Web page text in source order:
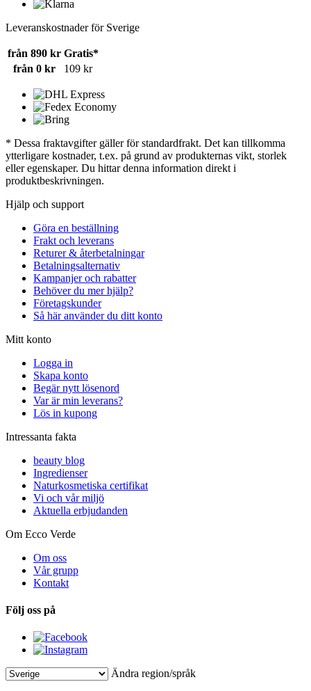
Leveranskostnader för Sverige
från 890 kr Gratis*
från 0 kr
109 kr
* Dessa fraktavgifter gäller för standardfrakt. Det kan tillkomma
ytterligare kostnader, t.ex. på grund av produkternas vikt, storlek
eller egenskaper. Du hittar denna information direkt i
produktbeskrivningen.
Hjälp och support
Göra en beställning
Frakt och leverans
Returer & återbetalningar
Betalningsalternativ
Kampanjer och rabatter
Behöver du mer hjälp?
Företagskunder
Så här använder du ditt konto
Mitt konto
Logga in
Skapa konto
Begär nytt lösenord
Var är min leverans?
Lös in kupong
Intressanta fakta
beauty blog
Ingredienser
Naturkosmetiska certifikat
Vi och vår miljö
Aktuella erbjudanden
Om Ecco Verde
Om oss
Vår grupp
Kontakt
Följ oss på
Ändra region/språk